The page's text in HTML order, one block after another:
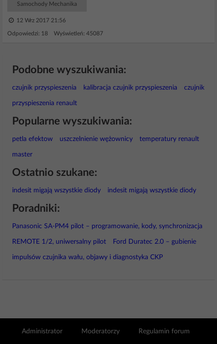
Samochody Mechanika
12 Wrz 2017 21:56
Odpowiedzi: 18 Wyświetleń: 45087
Podobne wyszukiwania:
czujnik przyspieszenia kalibracja czujnik przyspieszenia czujnik
przyspieszenia renault
Popularne wyszukiwania:
petla efektow uszczelnienie wężownicy temperatury renault
master
Ostatnio szukane:
indesit migają wszystkie diody indesit migają wszystkie diody
Poradniki:
Panasonic SA-PM4 pilot – programowanie, kody, synchronizacja
REMOTE 1/2, uniwersalny pilot Ford Duratec 2.0 – gubienie
impulsów czujnika wału, objawy i diagnostyka CKP
Administrator Moderatorzy Regulamin forum